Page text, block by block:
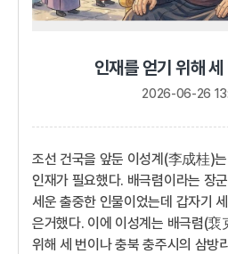
인재를 얻기 위해
조선 건국을 앞둔 이성계(李成桂)
인재가 필요했다. 배극렴이라는 장
세운 출중한 인물이었는데 갑자기
은거했다. 이에 이성계는 배극렴(裵
위해 세 번이나 충북 충주시의 삼
2026-06-26